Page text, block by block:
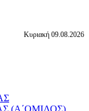
Κυριακή 09.08.2026
(Α΄ΟΜΙΛΟΣ)